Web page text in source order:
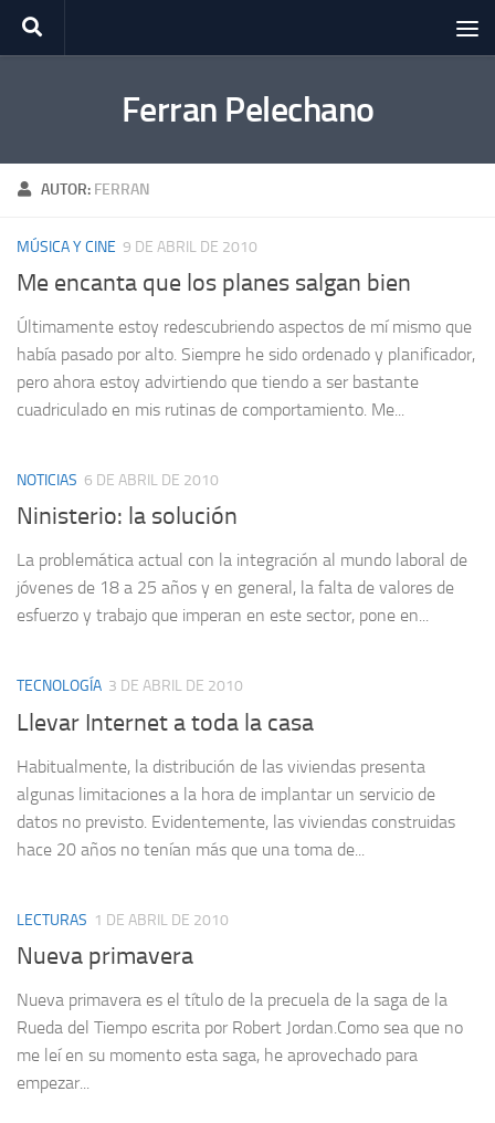
Saltar al contenido
Ferran Pelechano
AUTOR: FERRAN
MÚSICA Y CINE 9 DE ABRIL DE 2010
Me encanta que los planes salgan bien
Últimamente estoy redescubriendo aspectos de mí mismo que
había pasado por alto. Siempre he sido ordenado y planificador,
pero ahora estoy advirtiendo que tiendo a ser bastante
cuadriculado en mis rutinas de comportamiento. Me...
NOTICIAS 6 DE ABRIL DE 2010
Ninisterio: la solución
La problemática actual con la integración al mundo laboral de
jóvenes de 18 a 25 años y en general, la falta de valores de
esfuerzo y trabajo que imperan en este sector, pone en...
TECNOLOGÍA 3 DE ABRIL DE 2010
Llevar Internet a toda la casa
Habitualmente, la distribución de las viviendas presenta
algunas limitaciones a la hora de implantar un servicio de
datos no previsto. Evidentemente, las viviendas construidas
hace 20 años no tenían más que una toma de...
LECTURAS 1 DE ABRIL DE 2010
Nueva primavera
Nueva primavera es el título de la precuela de la saga de la
Rueda del Tiempo escrita por Robert Jordan.Como sea que no
me leí en su momento esta saga, he aprovechado para
empezar...